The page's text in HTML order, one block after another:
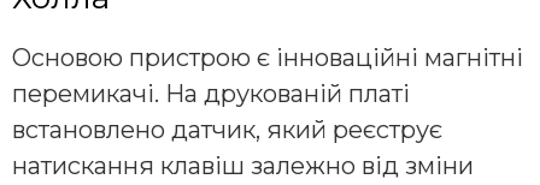
Основою пристрою є інноваційні магнітні
перемикачі. На друкованій платі
встановлено датчик, який реєструє
натискання клавіш залежно від зміни